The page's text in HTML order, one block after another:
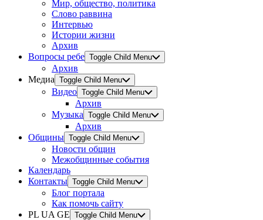
Мир, общество, политика
Слово раввина
Интервью
Истории жизни
Архив
Вопросы ребе Toggle Child Menu
Архив
Медиа Toggle Child Menu
Видео Toggle Child Menu
Архив
Музыка Toggle Child Menu
Архив
Общины Toggle Child Menu
Новости общин
Межобщинные события
Календарь
Контакты Toggle Child Menu
Блог портала
Как помочь сайту
PL UA GE Toggle Child Menu